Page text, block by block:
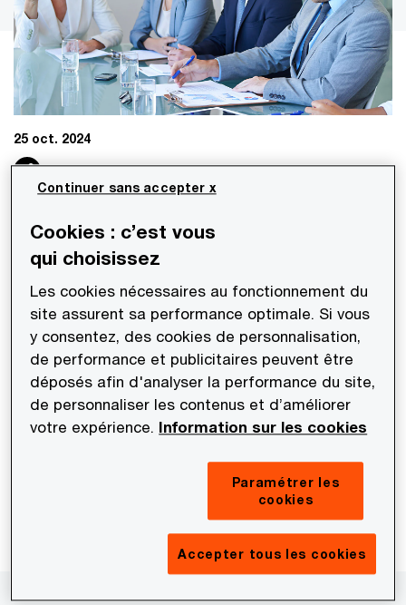
25 oct. 2024
Partager
PwC Société d’Avocats conjointement avec
PwC Belgique ont conseillé en matière fiscale
Montea NV dans le cadre de l’acquisition du
portefeuille Reverso. Ce portefeuille
comprend 17 entrepôts logistiques
stratégiques. Montea NV est une foncière
cotée en Belgique qui bénéficie en France du
régime fiscal SIIC.
L’équipe fiscale était composée de Philippe Emiel,
Belgique (Kristof Vandepoorte).
Cookies : c’est vous
qui choisissez
Les cookies nécessaires au fonctionnement du
site assurent sa performance optimale. Si vous
y consentez, des cookies de personnalisation,
de performance et publicitaires peuvent être
déposés afin d'analyser la performance du site,
de personnaliser les contenus et d’améliorer
votre expérience. Information sur les cookies
Paramétrer les
cookies
Accepter tous les cookies
Continuer sans accepter x